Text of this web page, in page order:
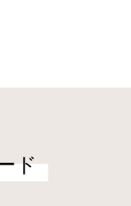
ド